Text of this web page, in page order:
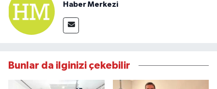
Haber Merkezi
Bunlar da ilginizi çekebilir